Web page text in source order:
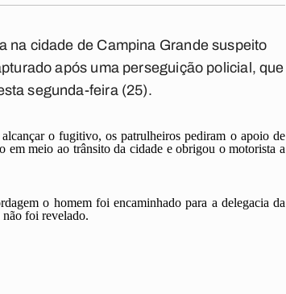
na cidade de Campina Grande suspeito
após uma perseguição policial, que
segunda-feira (25).
o fugitivo, os patrulheiros pediram o apoio de
meio ao trânsito da cidade e obrigou o motorista a
o homem foi encaminhado para a delegacia da
foi revelado.